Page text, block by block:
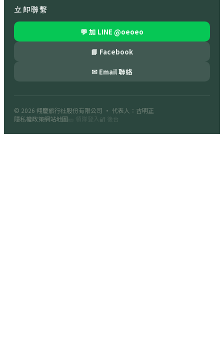
立即聯繫
💬 加 LINE @oeoeo
📘 Facebook
✉ Email 聯絡
© 2026 翔慶旅行社股份有限公司 · 代表人：古明正
隱私權政策網站地圖 🎫 領隊登入 🔐 後台